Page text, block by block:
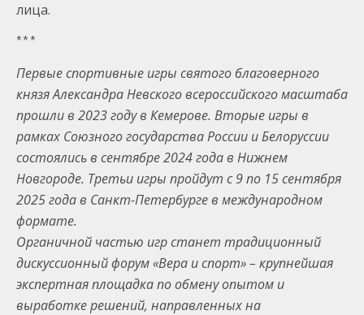
лица.
* * *
Первые спортивные игры святого благоверного
князя Александра Невского всероссийского масштаба
прошли в 2023 году в Кемерове. Вторые игры в
рамках Союзного государства России и Белоруссии
состоялись в сентябре 2024 года в Нижнем
Новгороде. Третьи игры пройдут с 9 по 15 сентября
2025 года в Санкт-Петербурге в международном
формате.
Органичной частью игр станет традиционный
дискуссионный форум «Вера и спорт» – крупнейшая
экспертная площадка по обмену опытом и
выработке решений, направленных на